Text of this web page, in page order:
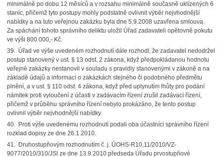
minimálně po dobu 12 měsíců a v rozsahu minimálně současně uklízených 6
stanic, přičemž tyto postupy mohly podstatně ovlivnit výběr nejvhodnější
nabídky a na tuto veřejnou zakázku byla dne 5.9.2008 uzavřena smlouva.
Za spáchání tohoto správního deliktu uložil Úřad zadavateli opětovně pokutu
ve výši 800 000,- Kč.
39. Úřad ve výše uvedeném rozhodnutí dále rozhodl, že zadavatel nedodržel
postup stanovený v ust. § 13 odst. 2 zákona, když předpokládanou hodnotu
veřejné zakázky nestanovil v souladu s pravidly stanovenými v zákoně a na
základě údajů a informací o zakázkách stejného či podobného předmětu
plnění, a v ust. § 110 odst. 4 zákona, když před uplynutím lhůty pro podání
námitek proti vyloučení z účasti v zadávacím řízení zrušil zadávací řízení,
přičemž v průběhu správního řízení nebylo prokázáno, že tento postup
ovlivnil výběr nejvhodnější nabídky.
40. Proti výše uvedenému rozhodnutí podali oba účastníci správního řízení
rozklad dopisy ze dne 26.1.2010.
41. Druhostupňovým rozhodnutím č. j. ÚOHS-R10,11/2010/VZ-
9077/2010/310/JSl ze dne 13.9.2010 předseda Úřadu prvostupňové